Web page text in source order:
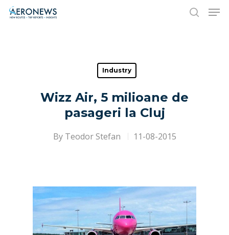
Hit enter to search or ESC to close
Industry
Wizz Air, 5 milioane de
pasageri la Cluj
By Teodor Stefan 11-08-2015